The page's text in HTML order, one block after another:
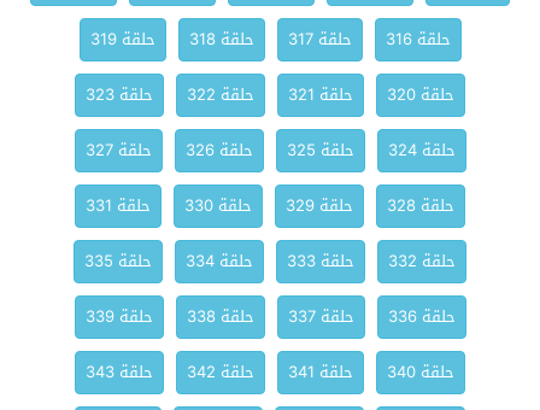
حلقة 316
حلقة 317 حلقة 318
حلقة 319
حلقة 320
حلقة 321 حلقة 322
حلقة 323
حلقة 324
حلقة 325 حلقة 326
حلقة 327
حلقة 328
حلقة 329 حلقة 330
حلقة 331
حلقة 332
حلقة 333 حلقة 334
حلقة 335
حلقة 336
حلقة 337 حلقة 338
حلقة 339
حلقة 340
حلقة 341 حلقة 342
حلقة 343